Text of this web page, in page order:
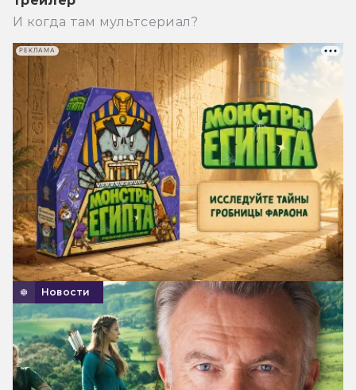
И когда там мультсериал?
Новости
РЕКЛАМА